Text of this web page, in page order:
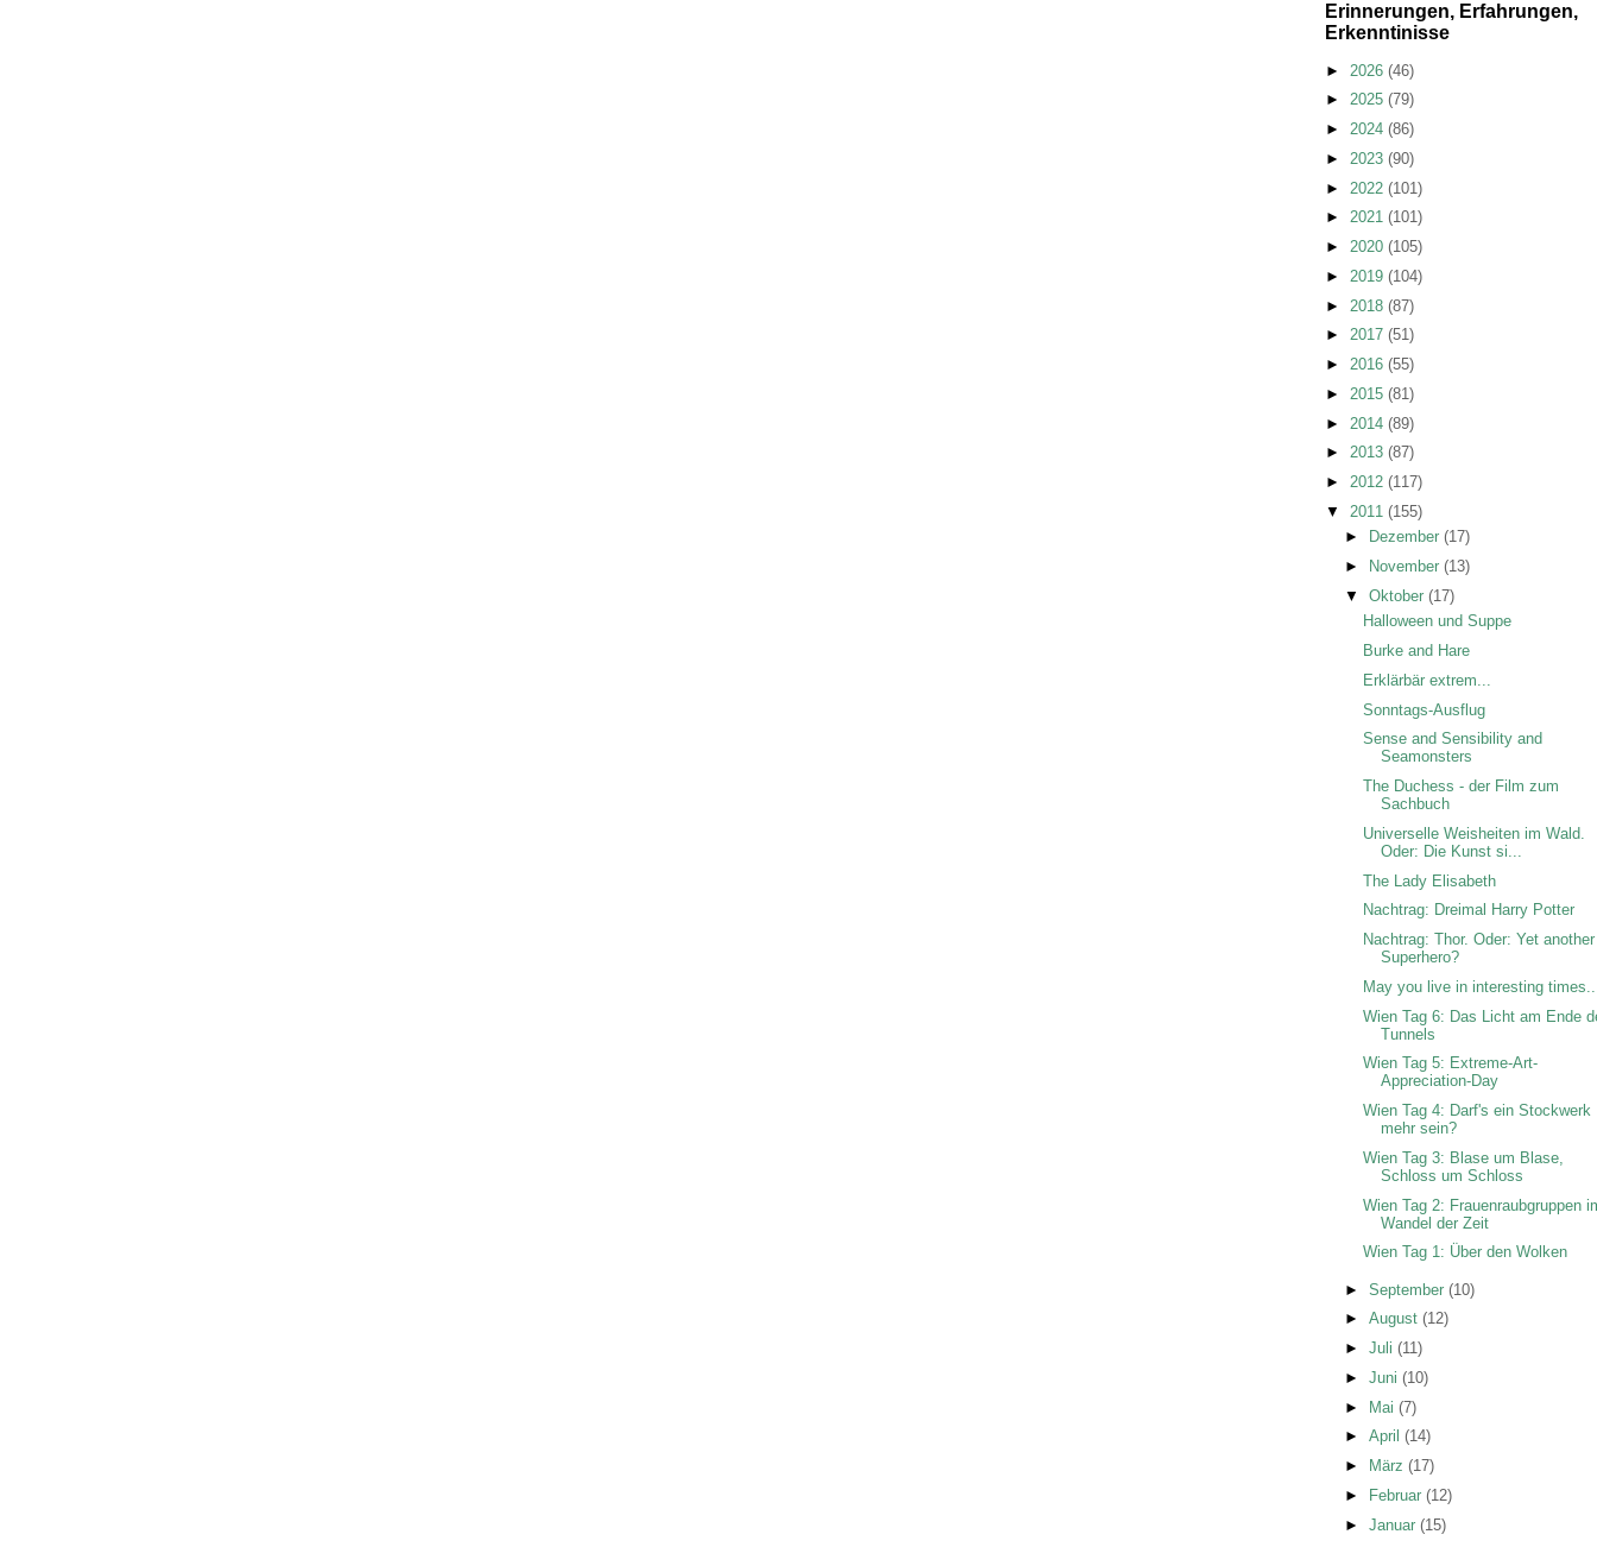
Erinnerungen, Erfahrungen,
Erkenntinisse
► 2026 (46)
► 2025 (79)
► 2024 (86)
► 2023 (90)
► 2022 (101)
► 2021 (101)
► 2020 (105)
► 2019 (104)
► 2018 (87)
► 2017 (51)
► 2016 (55)
► 2015 (81)
► 2014 (89)
► 2013 (87)
► 2012 (117)
▼ 2011 (155)
►
Dezember (17)
►
November (13)
▼ Oktober (17)
Halloween und Suppe
Burke and Hare
Erklärbär extrem...
Sonntags-Ausflug
Sense and Sensibility and
Seamonsters
The Duchess - der Film zum
Sachbuch
Universelle Weisheiten im Wald.
Oder: Die Kunst si...
The Lady Elisabeth
Nachtrag: Dreimal Harry Potter
Nachtrag: Thor. Oder: Yet another
Superhero?
May you live in interesting
Wien Tag 6: Das Licht am Ende
Tunnels
Wien Tag 5: Extreme-Art-
Appreciation-Day
Wien Tag 4: Darf's ein Stockwerk
mehr sein?
Wien Tag 3: Blase um Blase,
Schloss um Schloss
Wien Tag 2: Frauenraubgruppen
Wandel der Zeit
Wien Tag 1: Über den Wolken
► September (10)
► August (12)
► Juli (11)
► Juni (10)
► Mai (7)
► April (14)
►
März (17)
►
Februar (12)
► Januar (15)